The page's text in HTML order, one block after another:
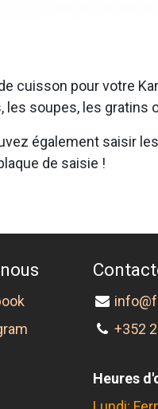
cuisson pour votre
les soupes, les gratins
également saisir
de saisie !
+352
Heures